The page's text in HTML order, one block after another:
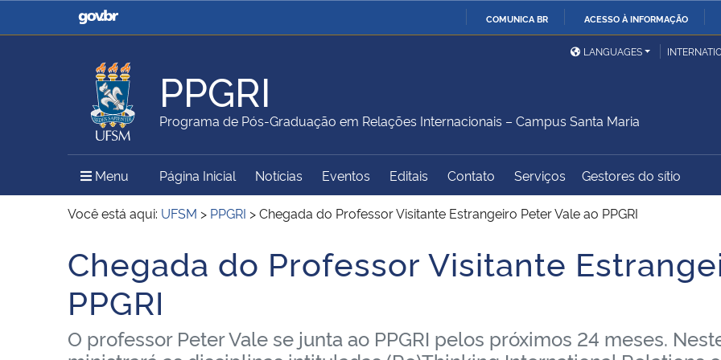
COMUNICA BR ACESSO À INFORMAÇÃO
Casa Civil
Ministério da Justiça e
Ministério da Defesa
Ministério das Relações
Exteriores
Ministério da Agricultura,
Pecuária e Abastecimento
Ministério da Educação
Ministério do Meio Ambiente Ministério do Turismo
Ministério do
Desenvolvimento Regional
Controladoria-Geral da
União
Secretaria de Governo
Gabinete de Segurança
Advocacia-Geral da União Banco Central do Brasil
LANGUAGES
PPGRI
Programa de Pós-Graduação em Relações Internacionais – Campus Santa Maria
Menu Menu Principal do Sítio
Página Inicial Notícias Eventos Editais Contato Serviços Gestores do sítio
Você está aqui: UFSM > PPGRI >Chegada do Professor Visitante Estrangeiro Peter Vale ao PPGRI
Início do conteúdo
Chegada do Professor Visitante
PPGRI
O professor Peter Vale se junta ao PPGRI pelos próximos 24 meses.